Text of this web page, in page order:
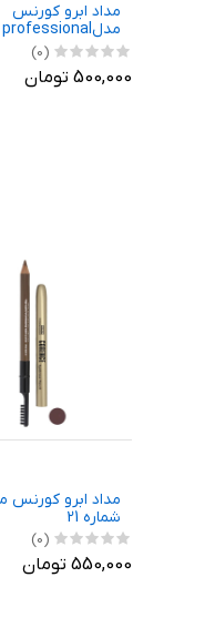
مداد ابرو کورنس
مدلprofessional شماره21
(0)
500,000 تومان
شماره 21
(0)
550,000 تومان